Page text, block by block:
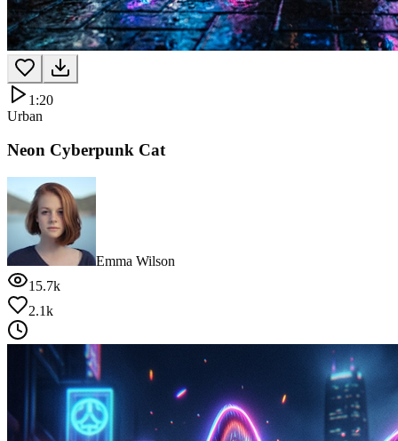
1:20
Urban
Neon Cyberpunk Cat
Emma Wilson
15.7k
2.1k